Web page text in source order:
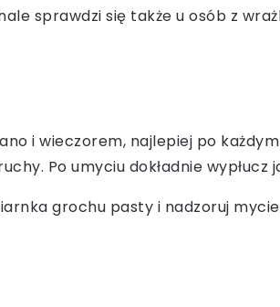
sprawdzi się także u osób z
i wieczorem, najlepiej po
Po umyciu dokładnie
grochu pasty i nadzoruj